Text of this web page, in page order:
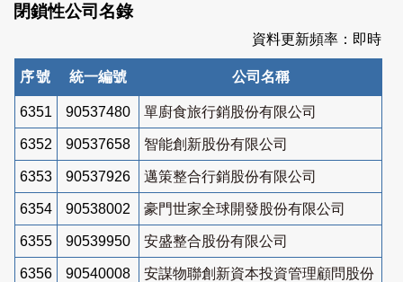
閉鎖性公司名錄
資料更新頻率：即時
序號 統一編號 公司名稱
6351 90537480 單廚食旅行銷股份有限公司
6352 90537658 智能創新股份有限公司
6353 90537926 邁策整合行銷股份有限公司
6354 90538002 豪門世家全球開發股份有限公司
6355 90539950 安盛整合股份有限公司
6356 90540008
安謀物聯創新資本投資管理顧問股份